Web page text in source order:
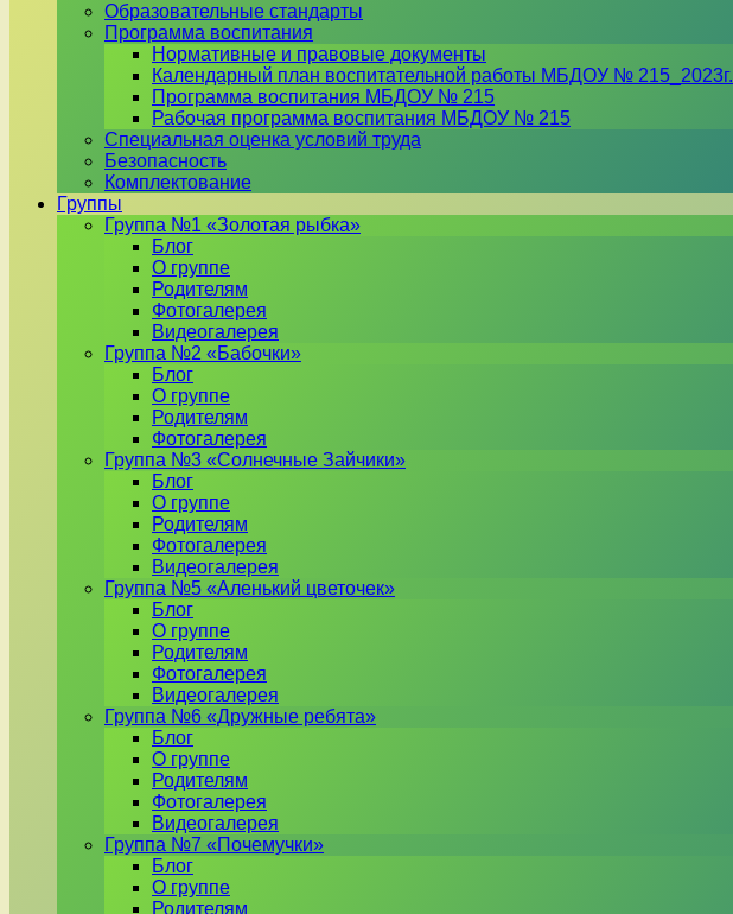
Образовательные стандарты
Программа воспитания
Нормативные и правовые документы
Календарный план воспитательной работы МБДОУ № 215_2023г.
Программа воспитания МБДОУ № 215
Рабочая программа воспитания МБДОУ № 215
Специальная оценка условий труда
Безопасность
Комплектование
Группы
Группа №1 «Золотая рыбка»
Блог
О группе
Родителям
Фотогалерея
Видеогалерея
Группа №2 «Бабочки»
Блог
О группе
Родителям
Фотогалерея
Группа №3 «Солнечные Зайчики»
Блог
О группе
Родителям
Фотогалерея
Видеогалерея
Группа №5 «Аленький цветочек»
Блог
О группе
Родителям
Фотогалерея
Видеогалерея
Группа №6 «Дружные ребята»
Блог
О группе
Родителям
Фотогалерея
Видеогалерея
Группа №7 «Почемучки»
Блог
О группе
Родителям